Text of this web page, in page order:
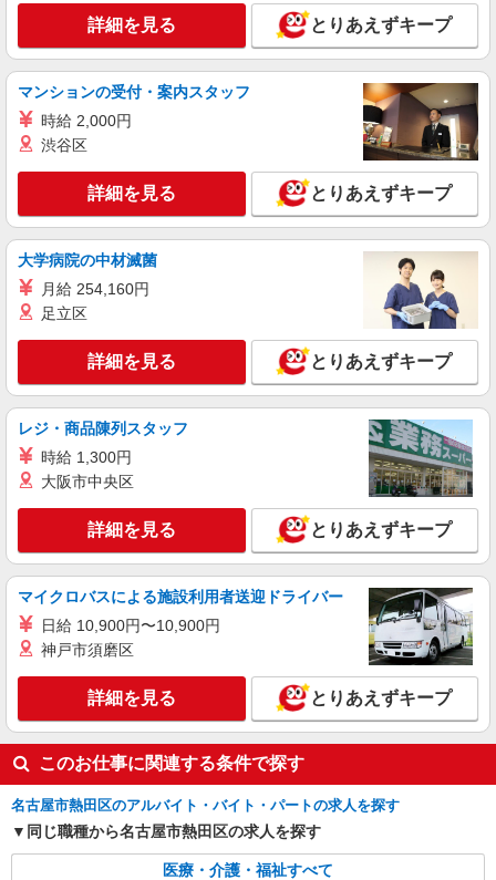
ン職員募集＊.・：゜
時給1500円〜2125円 ＜日払い有/週払い有/交
通費全支給(ガソリン代含む)＞
熱田区
詳細を見る
株式会社kotrio /●NG-H-1853383
NEW
【週3日OK】障がいデイサービスで軽作業の
見守り等★名古屋市熱田区
時給1500円〜2125円 ＜日払い有/週払い有/交
詳細を見る
派遣社員
株式会社kotrio /●NG-H-2159177
NEW
神宮前駅チカ★グループホームで夜勤専従★
時給1500円〜2125円 ＜日払い有/週払い有/交
通費全支給(ガソリン代含む)＞
最寄り駅：神宮前
キープ 詳細を見る
株式会社kotrio /●NG-H-2159022
NEW
タイパ最強希望の働き方が叶う有料住宅のス
タッフ★＠金山駅
時給1500円〜2125円 ＜日払い有/週払い有/交
通費全支給(ガソリン代含む)＞
名古屋市熱田区
詳細を見る
詳細を見る とりあえずキープ
マンションの受付・案内スタッフ
時給 2,000円
渋谷区
詳細を見る とりあえずキープ
大学病院の中材滅菌
月給 254,160円
足立区
詳細を見る とりあえずキープ
レジ・商品陳列スタッフ
時給 1,300円
大阪市中央区
詳細を見る とりあえずキープ
マイクロバスによる施設利用者送迎ドライバー
日給 10,900円〜10,900円
神戸市須磨区
詳細を見る とりあえずキープ
このお仕事に関連する条件で探す
名古屋市熱田区のアルバイト・バイト・パートの求人を探す
同じ職種から名古屋市熱田区の求人を探す
医療・介護・福祉すべて